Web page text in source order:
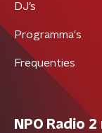
DJ’s
Programma's
Frequenties
NPO Radio